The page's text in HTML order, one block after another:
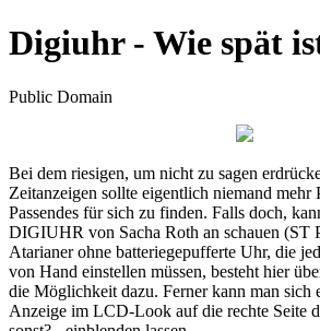
Digiuhr - Wie spät
Public Domain
Bei dem riesigen, um nicht zu sagen
Zeitanzeigen sollte eigentlich niemand mehr
Passendes für sich zu finden. Falls doch,
DIGIUHR von Sacha Roth an schauen (ST
Atarianer ohne batteriegepufferte Uhr, die
von Hand einstellen müssen, besteht hier
die Möglichkeit dazu. Ferner kann man sich
Anzeige im LCD-Look auf die rechte Seite